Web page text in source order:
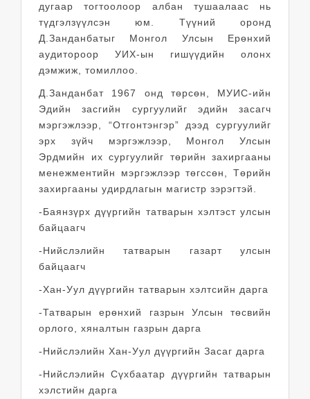
дугаар тогтоолоор албан тушаалаас нь
түдгэлзүүлсэн юм. Түүний оронд
Д.Занданбатыг Монгол Улсын Ерөнхий
аудитороор УИХ-ын гишүүдийн олонх
дэмжиж, томиллоо.
Д.Занданбат 1967 онд төрсөн, МУИС-ийн
Эдийн засгийн сургуулийг эдийн засагч
мэргэжлээр, “Отгонтэнгэр” дээд сургуулийг
эрх зүйч мэргэжлээр, Монгол Улсын
Эрдмийн их сургуулийг төрийн захиргааны
менежментийн мэргэжлээр төгссөн, Төрийн
захиргааны удирдлагын магистр зэрэгтэй.
-Баянзүрх дүүргийн татварын хэлтэст улсын
байцаагч
-Нийслэлийн татварын газарт улсын
байцаагч
-Хан-Уул дүүргийн татварын хэлтсийн дарга
-Татварын ерөнхий газрын Улсын төсвийн
орлого, хяналтын газрын дарга
-Нийслэлийн Хан-Уул дүүргийн Засаг дарга
-Нийслэлийн Сүхбаатар дүүргийн татварын
хэлстийн дарга